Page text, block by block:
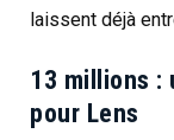
laissent déjà
13 millions
pour Lens